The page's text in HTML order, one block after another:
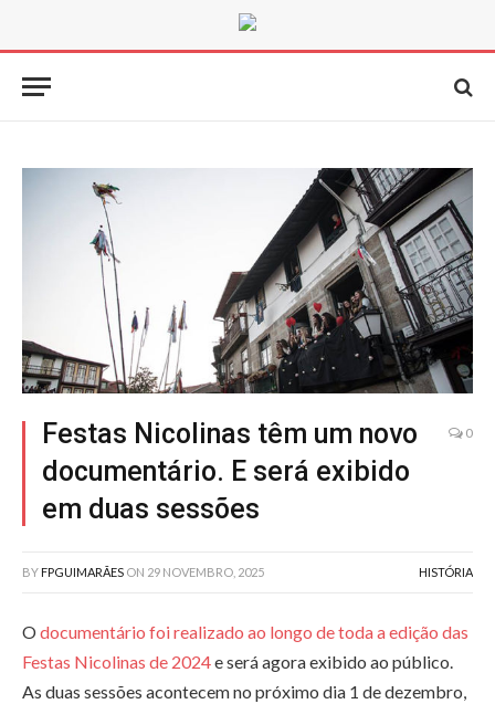
Festas Nicolinas têm um novo
documentário. E será exibido
em duas sessões
0
BY FPGUIMARÃES ON 29 NOVEMBRO, 2025 HISTÓRIA
Odocumentário foi realizado ao longo de toda a edição das
Festas Nicolinas de 2024e será agora exibido ao público.
As duas sessões acontecem no próximo dia 1 de dezembro,